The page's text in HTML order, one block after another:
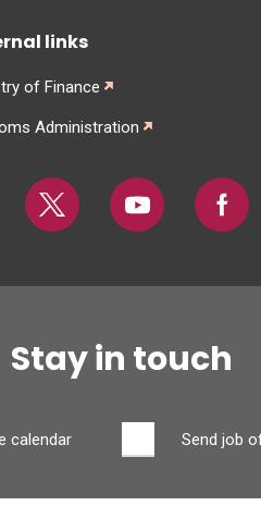
links
of Finance
Administration
Twitter Youtube
Stay in touch
calendar Send job